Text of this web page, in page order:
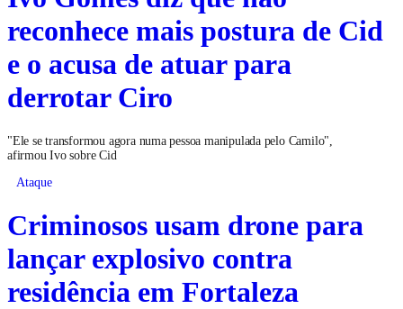
reconhece mais postura de Cid
e o acusa de atuar para
derrotar Ciro
"Ele se transformou agora numa pessoa manipulada pelo Camilo",
afirmou Ivo sobre Cid
Ataque
Criminosos usam drone para
lançar explosivo contra
residência em Fortaleza